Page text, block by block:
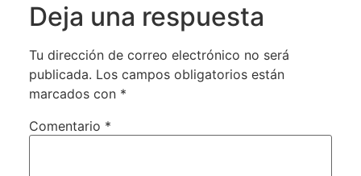
Deja una respuesta
Tu dirección de correo electrónico no será
publicada. Los campos obligatorios están
marcados con *
Comentario *